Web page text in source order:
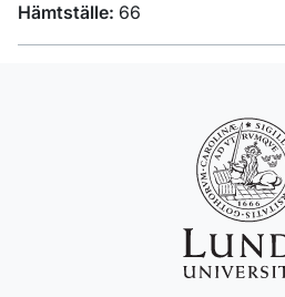
Hämtställe: 66